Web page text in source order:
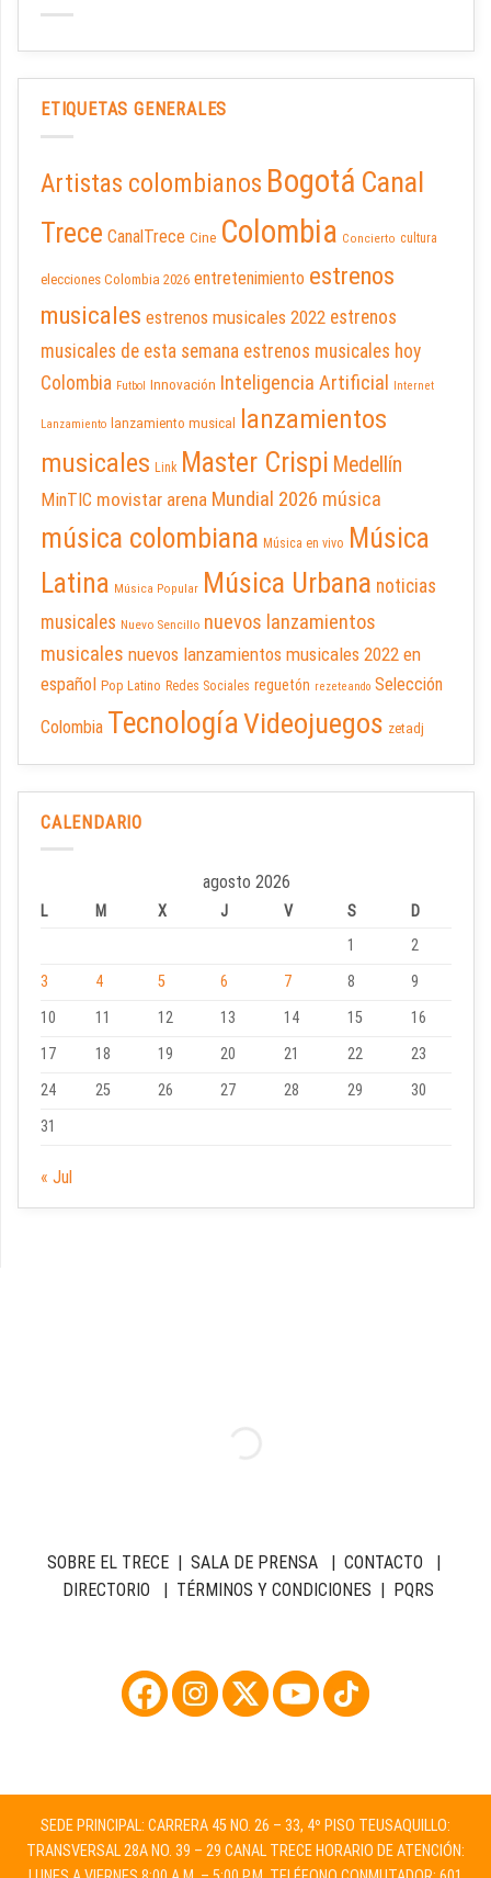
ETIQUETAS GENERALES
Artistas colombianos Bogotá Canal
Trece CanalTrece Cine Colombia Concierto cultura
elecciones Colombia 2026 entretenimiento estrenos
musicales estrenos musicales 2022 estrenos
musicales de esta semana estrenos musicales hoy
Colombia Futbol Innovación Inteligencia Artificial Internet
Lanzamiento lanzamiento musical
lanzamientos
musicales Link Master Crispi Medellín
MinTIC movistar arena Mundial 2026 música
música colombiana Música en vivo Música
Latina Música Popular Música Urbana noticias
musicales Nuevo Sencillo nuevos lanzamientos
musicales nuevos lanzamientos musicales 2022 en
español Pop Latino Redes Sociales reguetón rezeteando Selección
Colombia TecnologíaVideojuegos zetadj
CALENDARIO
agosto 2026
L M X J V S
D
1
2
3
4 5 6 7 8
9
10
11 12 13 14 15
16
17
18 19 20 21 22
23
24
25 26 27 28 29
30
31
« Jul
SOBRE EL TRECE| SALA DE PRENSA| CONTACTO |
DIRECTORIO | TÉRMINOS Y CONDICIONES | PQRS
SEDE PRINCIPAL: CARRERA 45 NO. 26 – 33, 4º PISO TEUSAQUILLO:
TRANSVERSAL 28A NO. 39 – 29 CANAL TRECE HORARIO DE ATENCIÓN: